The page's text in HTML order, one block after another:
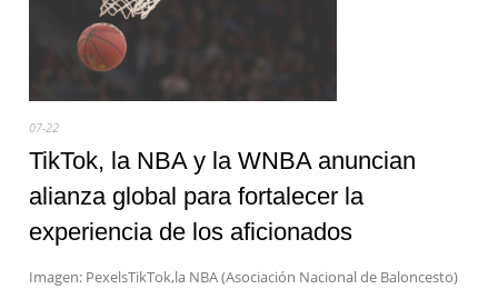
07-22
TikTok, la NBA y la WNBA anuncian
alianza global para fortalecer la
experiencia de los aficionados
Imagen: PexelsTikTok,la NBA (Asociación Nacional de Baloncesto)